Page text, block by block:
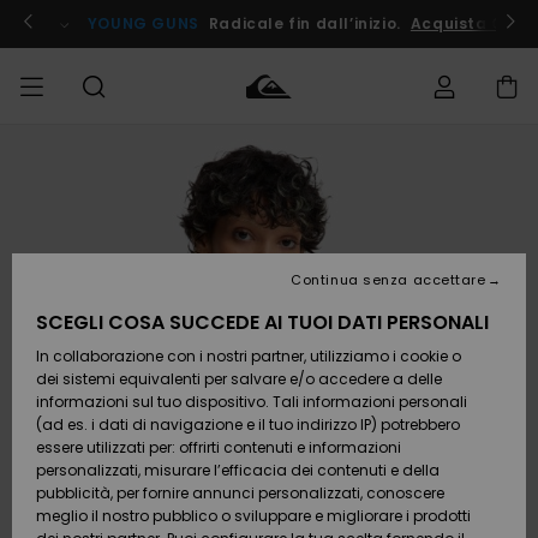
informazioni
prodotto
! YOUNG GUNS Radicale fin dall’inizio. Acquista Ora
Abbigliamento
Accessori
Calzature
e
infradito
Surf /
Acqua
Abbigliamento
Accessori
Calzature
e
infradito
Surf /
Acqua
Shop
Nuovi
Da
Scoprire
Snow
SURF
Surf Shop
Uomo
Highlights
Comunità
SNOW
Snow
Shop
Uomo
Shop
Snow
Shop
Donna
OUTLET
Outlet
Uomo
Outlet
Donna
Accedi al tuo
ordine
Spedizione
Pagamento
Buono regalo
Quiksilver
Freedom
SCEGLI COSA SUCCEDE AI TUOI DATI PERSONALI
In collaborazione con i nostri partner, utilizziamo i cookie o
dei sistemi equivalenti per salvare e/o accedere a delle
informazioni sul tuo dispositivo. Tali informazioni personali
(ad es. i dati di navigazione e il tuo indirizzo IP) potrebbero
essere utilizzati per: offrirti contenuti e informazioni
personalizzati, misurare l’efficacia dei contenuti e della
pubblicità, per fornire annunci personalizzati, conoscere
meglio il nostro pubblico o sviluppare e migliorare i prodotti
Continua senza accettare